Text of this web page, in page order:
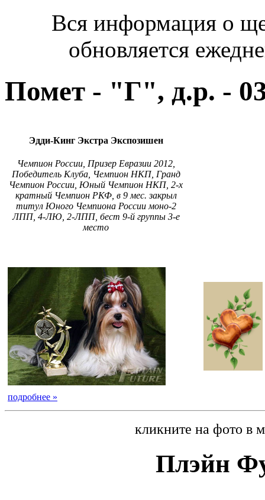
Вся информация о
обновляется
Помет - "Г", д.р. -
Эдди-Кинг Экстра Экспозишен
Чемпион России, Призер Евразии 2012,
Победитель Клуба, Чемпион НКП, Гранд
Чемпион России, Юный Чемпион НКП, 2-х
кратный Чемпион РКФ, в 9 мес. закрыл
титул Юного Чемпиона России моно-2
ЛПП, 4-ЛЮ, 2-ЛПП, бест 9-й группы 3-е
место
подробнее »
кликните на фото в
Плэйн